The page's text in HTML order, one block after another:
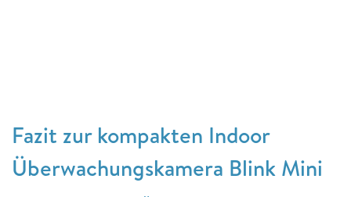
Fazit zur kompakten Indoor
Überwachungskamera Blink Mini